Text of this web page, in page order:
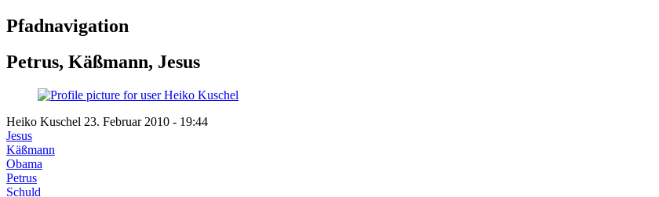
Pfadnavigation
Petrus, Käßmann, Jesus
Heiko Kuschel 23. Februar 2010 - 19:44
Jesus
Käßmann
Obama
Petrus
Schuld